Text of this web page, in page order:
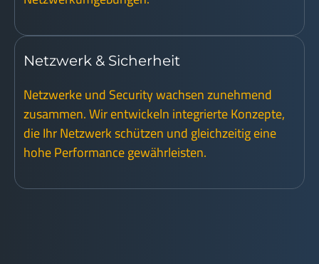
Netzwerk & Sicherheit
Netzwerke und Security wachsen zunehmend
zusammen. Wir entwickeln integrierte Konzepte,
die Ihr Netzwerk schützen und gleichzeitig eine
hohe Performance gewährleisten.